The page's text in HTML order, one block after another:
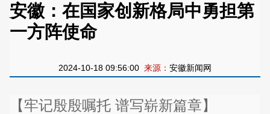
安徽：在国家创新格局中勇担第
一方阵使命
2024-10-18 09:56:00 来源： 安徽新闻网
【牢记殷殷嘱托 谱写崭新篇章】